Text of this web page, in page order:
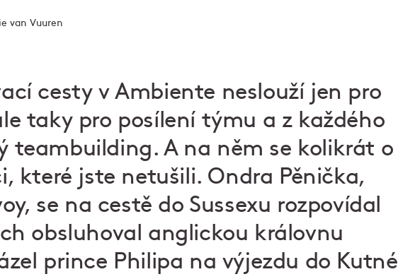
van Vuuren
cesty v Ambiente neslouží jen pro
taky pro posílení týmu a z každého
teambuilding. A na něm se kolikrát o
které jste netušili. Ondra Pěnička,
se na cestě do Sussexu rozpovídal
obsluhoval anglickou královnu
prince Philipa na výjezdu do Kutné